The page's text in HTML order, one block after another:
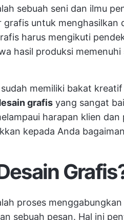
sebuah seni dan ilmu
grafis untuk menghasilkan
harus mengikuti
hasil produksi
memiliki bakat
grafis yang sangat
harapan klien
kepada Anda
proses
sebuah pesan. Hal ini